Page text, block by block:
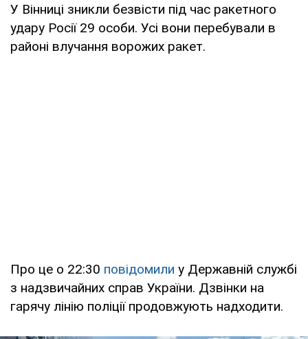
У Вінниці зникли безвісти під час ракетного
удару Росії 29 особи. Усі вони перебували в
районі влучання ворожих ракет.
Про це о 22:30 повідомили у Державній службі
з надзвичайних справ України. Дзвінки на
гарячу лінію поліції продовжують надходити.